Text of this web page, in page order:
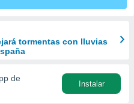
tormentas con lluvias
de
Instalar